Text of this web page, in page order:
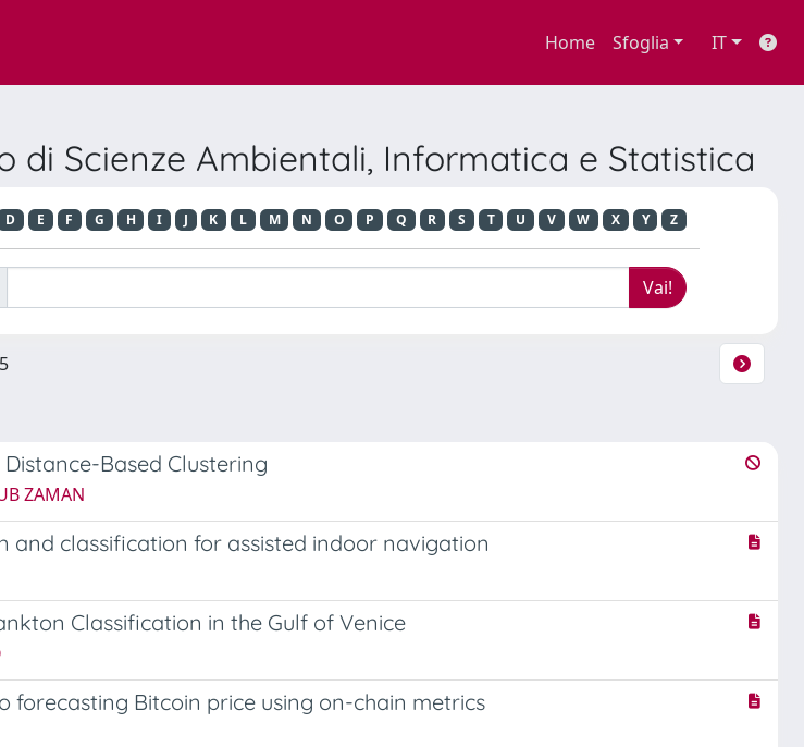
Home Sfoglia IT
Scienze Ambientali, Informatica e Statistica
D E F G H I J K L M N O P Q R S T U V W X Y Z
Based Clustering
ZAMAN
and classification for assisted indoor navigation
Classification in the Gulf of Venice
forecasting Bitcoin price using on-chain metrics